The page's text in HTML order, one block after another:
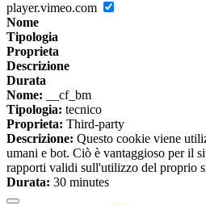
player.vimeo.com
Nome
Tipologia
Proprieta
Descrizione
Durata
Nome: __cf_bm
Tipologia: tecnico
Proprieta: Third-party
Descrizione: Questo cookie viene
umani e bot. Ciò è vantaggioso per il
rapporti validi sull'utilizzo del proprio
Durata: 30 minutes